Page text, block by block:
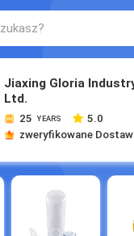
Jiaxing Gloria
Ltd.
25 YEARS
5.0
zweryfikowane